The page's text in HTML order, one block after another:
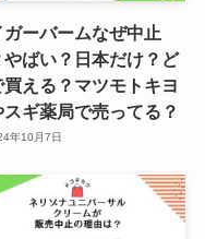
キ店舗で売ってる？
ドは？
替品や市販でどこで
調査！
ガーバームなぜ中止
やばい？日本だけ？ど
買える？マツモトキヨ
スギ薬局で売ってる？
年10月7日